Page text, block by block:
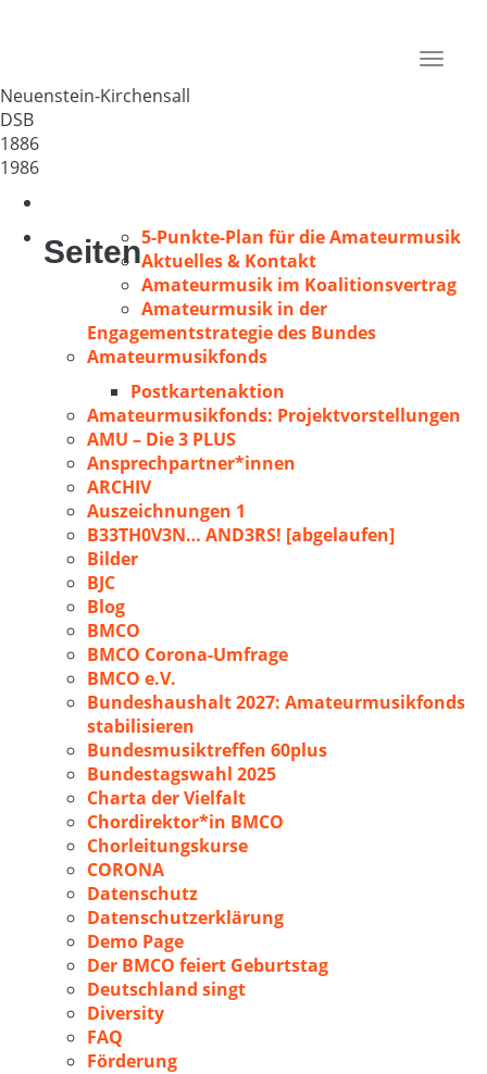
Toggle
Neuenstein-Kirchensall
DSB
1886
1986
Seiten5-Punkte-Plan für die Amateurmusik
Aktuelles & Kontakt
Amateurmusik im Koalitionsvertrag
Amateurmusik in der
Engagementstrategie des Bundes
Amateurmusikfonds
Postkartenaktion
Amateurmusikfonds: Projektvorstellungen
AMU – Die 3 PLUS
Ansprechpartner*innen
ARCHIV
Auszeichnungen 1
B33TH0V3N… AND3RS! [abgelaufen]
Bilder
BJC
Blog
BMCO
BMCO Corona-Umfrage
BMCO e.V.
Bundeshaushalt 2027: Amateurmusikfonds
stabilisieren
Bundesmusiktreffen 60plus
Bundestagswahl 2025
Charta der Vielfalt
Chordirektor*in BMCO
Chorleitungskurse
CORONA
Datenschutz
Datenschutzerklärung
Demo Page
Der BMCO feiert Geburtstag
Deutschland singt
Diversity
FAQ
Förderung